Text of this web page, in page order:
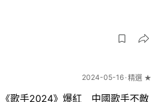
2024-05-16 精選 ★
《歌手2024》爆紅 中國歌手不敵